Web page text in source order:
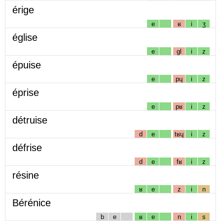
érige
e ʁ i ʒ
église
e gl i z
épuise
e pɥ i z
éprise
e pʁ i z
détruise
d e tʁɥ i z
défrise
d e fʁ i z
résine
ʁ e z i n
Bérénice
b e ʁ e n i s